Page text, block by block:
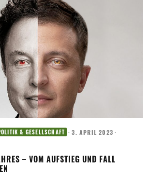
& GESELLSCHAFT · 3. APRIL 2023 ·
– VOM AUFSTIEG UND FALL